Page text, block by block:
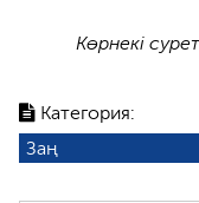
Категория:
Заң
Көрнекі